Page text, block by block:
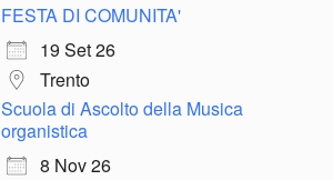
FESTA DI COMUNITA'
19 Set 26
Trento
Scuola di Ascolto della Musica
organistica
8 Nov 26